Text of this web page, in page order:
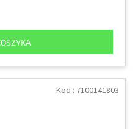
Kod : 7100141803